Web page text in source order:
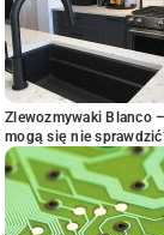
Zlewozmywaki Blanco
mogą się nie